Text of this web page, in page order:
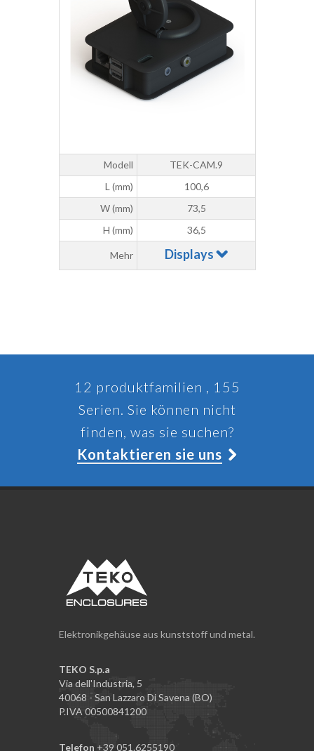
Modell
TEK-CAM.9
L (mm)
100,6
W (mm)
73,5
H (mm)
36,5
Mehr Displays
12 produktfamilien , 155
Serien. Sie können nicht
finden, was sie suchen?
Kontaktieren sie uns
Elektronikgehäuse aus kunststoff und metal.
TEKO S.p.a
Via dell'Industria, 5
40068 - San Lazzaro Di Savena (BO)
P.IVA 00500841200
Telefon +39 051.6255190